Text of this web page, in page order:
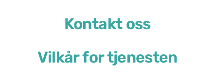
Kontakt oss
Vilkår for tjenesten